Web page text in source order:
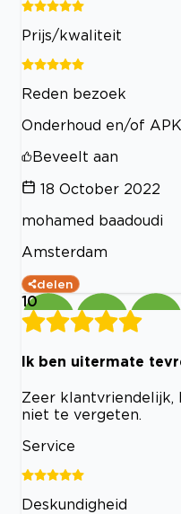
Prijs/kwaliteit
Reden bezoek
Onderhoud en/of APK
Beveelt aan
18 October 2022
mohamed baadoudi
Amsterdam
delen
10
Ik ben uitermate
Zeer klantvriendelijk,
niet te vergeten.
Service
Deskundigheid